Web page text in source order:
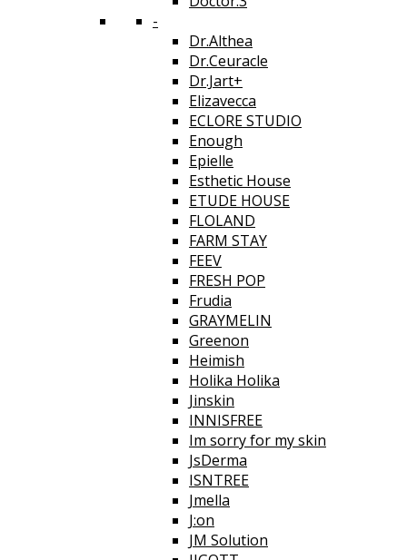
-
Dr.Althea
Dr.Ceuracle
Dr.Jart+
Elizavecca
ECLORE STUDIO
Enough
Epielle
Esthetic House
ETUDE HOUSE
FLOLAND
FARM STAY
FEEV
FRESH POP
Frudia
GRAYMELIN
Greenon
Heimish
Holika Holika
Jinskin
INNISFREE
Im sorry for my skin
JsDerma
ISNTREE
Jmella
J:on
JM Solution